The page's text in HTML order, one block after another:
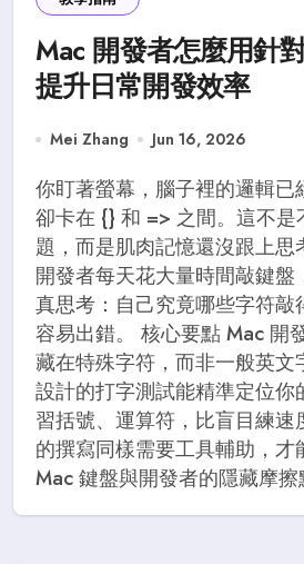
Mac 開發者怎麼用針
提升日常開發效率
Mei Zhang Jun 16, 2026
你盯著螢幕，腦子裡的邏輯已經想清楚了，手指
卻卡在 {} 和 => 之間。這不是
題，而是肌肉記憶還沒跟上
開發者每天花大量時間敲鍵
真思考：自己究竟哪些字符敲
容易出錯。 核心要點 Mac 開
藏在特殊字符，而非一般英文
設計的打字測試能精準定位你
習括號、運算符，比盲目練
的撰寫同樣需要工具輔助，才
Mac 鍵盤與開發者的隱藏摩